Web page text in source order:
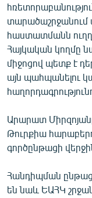
տարածաշրջանում
հաստատմանն
Հայկական կողմը
միջոցով պետք է
այն պահպանելու
Արարատ
Թուրքիա
գործընթացի
Հանդիպման
են նաև ԵԱՀԿ